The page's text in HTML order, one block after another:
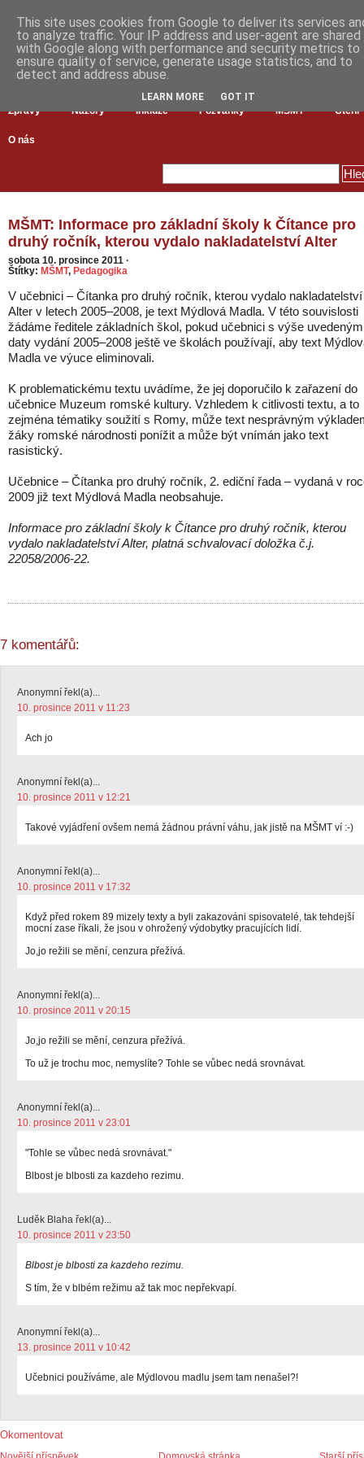
Zprávy Názory Inkluze Pozvánky MŠMT Čtení
O nás
MŠMT: Informace pro základní školy k Čítance pro
druhý ročník, kterou vydalo nakladatelství Alter
sobota 10. prosince 2011 ·
Štítky: MŠMT, Pedagogika
V učebnici – Čítanka pro druhý ročník, kterou vydalo nakladatelství
Alter v letech 2005–2008, je text Mýdlová Madla. V této souvislosti
žádáme ředitele základních škol, pokud učebnici s výše
daty vydání 2005–2008 ještě ve školách používají, aby text
Madla ve výuce eliminovali.
K problematickému textu uvádíme, že jej doporučilo k zařazení do
učebnice Muzeum romské kultury. Vzhledem k citlivosti textu, a to
zejména tématiky soužití s Romy, může text nesprávným
žáky romské národnosti ponížit a může být vnímán jako text
rasistický.
Učebnice – Čítanka pro druhý ročník, 2. ediční řada – vydaná v
2009 již text Mýdlová Madla neobsahuje.
Informace pro základní školy k Čítance pro druhý ročník, kterou
vydalo nakladatelství Alter, platná schvalovací doložka č.j.
22058/2006-22.
7 komentářů:
Anonymní řekl(a)...
10. prosince 2011 v 11:23
Ach jo
Anonymní řekl(a)...
10. prosince 2011 v 12:21
Takové vyjádření ovšem nemá žádnou právní váhu, jak jistě na MŠMT ví :-)
Anonymní řekl(a)...
10. prosince 2011 v 17:32
Když před rokem 89 mizely texty a byli zakazováni spisovatelé, tak tehdejší
mocní zase říkali, že jsou v ohrožený výdobytky pracujících lidí.
Jo,jo režili se mění, cenzura přežívá.
Anonymní řekl(a)...
10. prosince 2011 v 20:15
Jo,jo režili se mění, cenzura přežívá.
To už je trochu moc, nemyslíte? Tohle se vůbec nedá srovnávat.
Anonymní řekl(a)...
10. prosince 2011 v 23:01
"Tohle se vůbec nedá srovnávat."
Blbost je blbosti za kazdeho rezimu.
Luděk Blaha řekl(a)...
10. prosince 2011 v 23:50
Blbost je blbosti za kazdeho rezimu.
S tím, že v blbém režimu až tak moc nepřekvapí.
Anonymní řekl(a)...
13. prosince 2011 v 10:42
Učebnici používáme, ale Mýdlovou madlu jsem tam nenašel?!
Okomentovat
This site uses cookies from Google to deliver its services
to analyze traffic. Your IP address and user-agent are shared
with Google along with performance and security metrics to
ensure quality of service, generate usage statistics, and to
detect and address abuse.
LEARN MORE GOT IT